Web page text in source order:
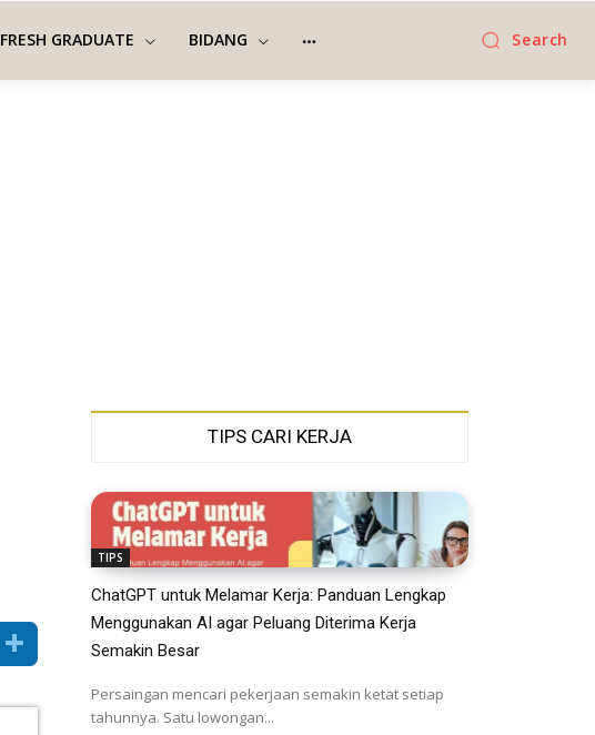
FRESH GRADUATE BIDANG Search
TIPS CARI KERJA
TIPS
ChatGPT untuk Melamar Kerja: Panduan Lengkap
Menggunakan AI agar Peluang Diterima Kerja
Semakin Besar
Persaingan mencari pekerjaan semakin ketat setiap
tahunnya. Satu lowongan...